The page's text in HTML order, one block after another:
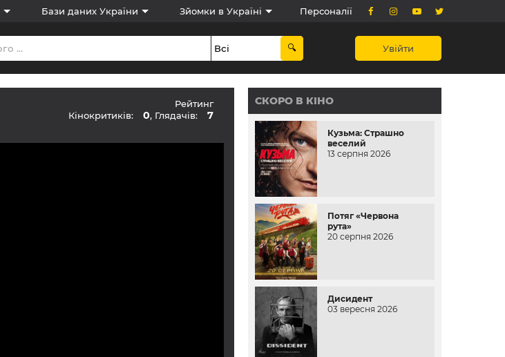
Бази даних України Зйомки в Україні Персоналії
Увійти
Рейтинг
Кінокритиків:
0, Глядачів: 7
СКОРО В КІНО
Кузьма: Страшно
веселий
13 серпня 2026
Потяг «Червона
рута»
20 серпня 2026
Дисидент
03 вересня 2026